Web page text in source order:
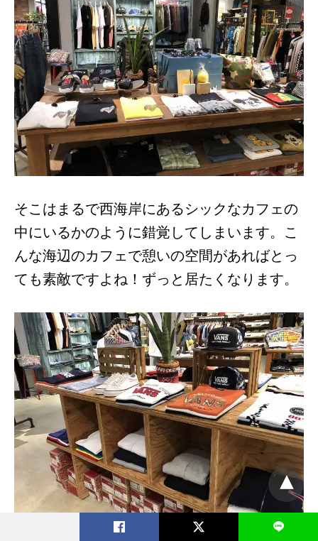
そこはまるで西海岸にあるシックなカフェの
中にいるかのように錯覚してしまいます。こ
んな海辺のカフェで憩いの空間があればとっ
ても素敵ですよね！ずっと居たくなります。
L